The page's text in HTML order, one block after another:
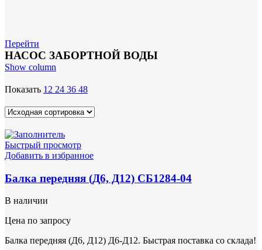
Перейти
НАСОС ЗАБОРТНОЙ ВОДЫ
Show column
Показать 12 24 36 48
Быстрый просмотр
Добавить в избранное
Балка передняя (Д6, Д12) СБ1284-04
В наличии
Цена по запросу
Балка передняя (Д6, Д12) Д6-Д12. Быстрая поставка со склада!